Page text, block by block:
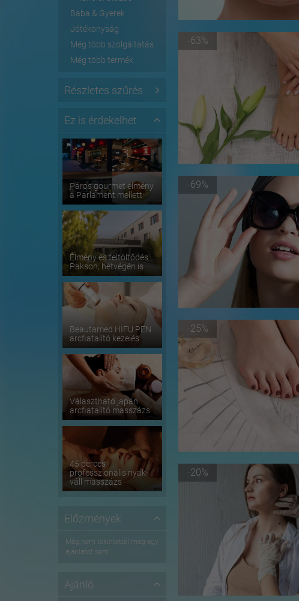
Baba & Gyerek
Jótékonyság
Még több szolgáltatás
Még több termék
Részletes szűrés
Ez is érdekelhet
Páros gourmet élmény
a Parlament mellett
Élmény és feltöltődés
Pakson, hétvégén is
Beautamed HIFU PEN
arcfiatalító kezelés
Választható japán
arcfiatalító masszázs
45 perces
professzionális nyak-
váll masszázs
Előzmények
Még nem tekintettél meg egy
ajánlatot sem
Ajánló
-63%
-69%
-25%
-20%